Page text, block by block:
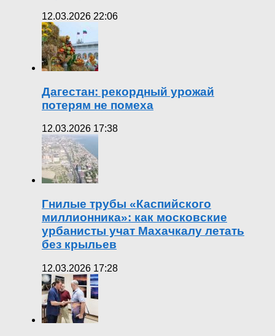
12.03.2026 22:06
Дагестан: рекордный урожай
потерям не помеха
12.03.2026 17:38
Гнилые трубы «Каспийского
миллионника»: как московские
урбанисты учат Махачкалу летать
без крыльев
12.03.2026 17:28